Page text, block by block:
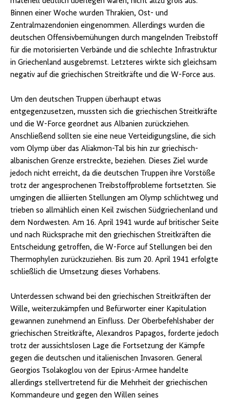
Binnen einer Woche wurden Thrakien, Ost- und
Zentralmazendonien eingenommen. Allerdings wurden die
deutschen Offensivbemühungen durch mangelnden Treibstoff
für die motorisierten Verbände und die schlechte Infrastruktur
in Griechenland ausgebremst. Letzteres wirkte sich gleichsam
negativ auf die griechischen Streitkräfte und die W-Force aus.
Um den deutschen Truppen überhaupt etwas
entgegenzusetzen, mussten sich die griechischen Streitkräfte
und die W-Force geordnet aus Albanien zurückziehen.
Anschließend sollten sie eine neue Verteidigungsline, die sich
vom Olymp über das Aliakmon-Tal bis hin zur griechisch-
albanischen Grenze erstreckte, beziehen. Dieses Ziel wurde
jedoch nicht erreicht, da die deutschen Truppen ihre Vorstöße
trotz der angesprochenen Treibstoffprobleme fortsetzten. Sie
umgingen die alliierten Stellungen am Olymp schlichtweg und
trieben so allmählich einen Keil zwischen Südgriechenland und
dem Nordwesten. Am 16. April 1941 wurde auf britischer Seite
und nach Rücksprache mit den griechischen Streitkräften die
Entscheidung getroffen, die W-Force auf Stellungen bei den
Thermophylen zurückzuziehen. Bis zum 20. April 1941 erfolgte
schließlich die Umsetzung dieses Vorhabens.
Unterdessen schwand bei den griechischen Streitkräften der
Wille, weiterzukämpfen und Befürworter einer Kapitulation
gewannen zunehmend an Einfluss. Der Oberbefehlshaber der
griechischen Streitkräfte, Alexandros Papagos, forderte jedoch
trotz der aussichtslosen Lage die Fortsetzung der Kämpfe
gegen die deutschen und italienischen Invasoren. General
Georgios Tsolakoglou von der Epirus-Armee handelte
allerdings stellvertretend für die Mehrheit der griechischen
Kommandeure und gegen den Willen seines